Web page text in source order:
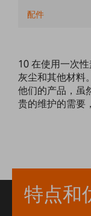
配件
10 在使用一次
灰尘和其他材料
他们的产品，虽
贵的维护的需要
特点和